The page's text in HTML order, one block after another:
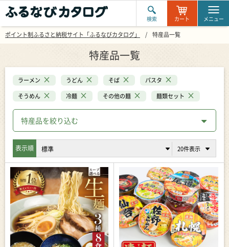
検索 カート メニュー
ポイント制ふるさと納税サイト「ふるなびカタログ」 特産品一覧
特産品一覧
ラーメン × うどん × そば × パスタ ×
そうめん × 冷麺 × その他の麺 × 麺類セット ×
特産品を絞り込む
表示順